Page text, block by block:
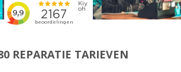
REPARATIE TARIEVEN